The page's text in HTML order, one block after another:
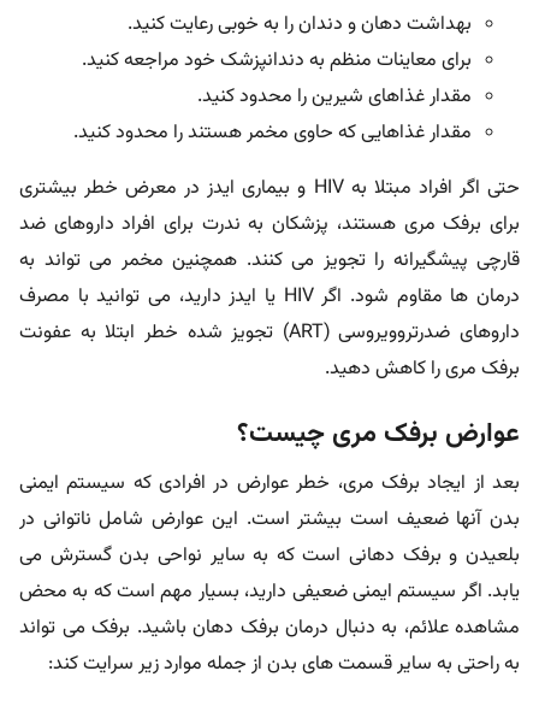
بهداشت دهان و دندان را به خوبی رعایت کنید.
برای معاینات منظم به دندانپزشک خود مراجعه کنید.
مقدار غذاهای شیرین را محدود کنید.
مقدار غذاهایی که حاوی مخمر هستند را محدود کنید.
حتی اگر افراد مبتلا به HIV و بیماری ایدز در معرض خطر بیشتری
برای برفک مری هستند، پزشکان به ندرت برای افراد داروهای ضد
قارچی پیشگیرانه را تجویز می کنند. همچنین مخمر می تواند به
درمان ها مقاوم شود. اگر HIV یا ایدز دارید، می توانید با مصرف
داروهای ضدرتروویروسی (ART) تجویز شده خطر ابتلا به عفونت
برفک مری را کاهش دهید.
عوارض برفک مری چیست؟
بعد از ایجاد برفک مری، خطر عوارض در افرادی که سیستم ایمنی
بدن آنها ضعیف است بیشتر است. این عوارض شامل ناتوانی در
بلعیدن و برفک دهانی است که به سایر نواحی بدن گسترش می
یابد. اگر سیستم ایمنی ضعیفی دارید، بسیار مهم است که به محض
مشاهده علائم، به دنبال درمان برفک دهان باشید. برفک می تواند
به راحتی به سایر قسمت های بدن از جمله موارد زیر سرایت کند: